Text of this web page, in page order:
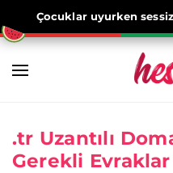
Çocuklar uyurken
.tr Uzantılı
Gerekli Evraklar